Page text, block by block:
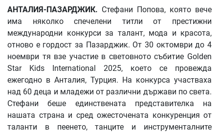
АНТАЛИЯ-ПАЗАРДЖИК. Стефани Попова, която вече
има няколко спечелени титли от престижни
международни конкурси за талант, мода и красота,
отново е гордост за Пазарджик. От 30 октомври до 4
ноември тя взе участие в световното събитие Golden
Star Kids International 2025, което се провежда
ежегодно в Анталия, Турция. На конкурса участваха
над 60 деца и младежи от различни държави по света.
Стефани беше единствената представителка на
нашата страна и сред ожесточената конкуренция от
таланти в пеенето, танците и инструменталните